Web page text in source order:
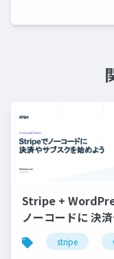
Stripe +
ノーコードに 決
ブスクを始めよう
クショップ
stripe